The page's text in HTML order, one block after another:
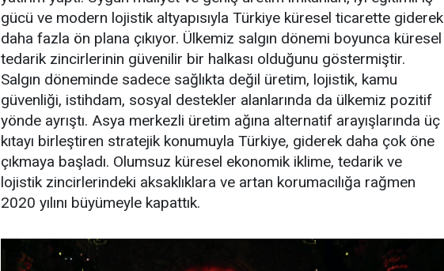
gücü ve modern lojistik altyapısıyla Türkiye küresel ticarette giderek
daha fazla ön plana çıkıyor. Ülkemiz salgın dönemi boyunca küresel
tedarik zincirlerinin güvenilir bir halkası olduğunu göstermiştir.
Salgın döneminde sadece sağlıkta değil üretim, lojistik, kamu
güvenliği, istihdam, sosyal destekler alanlarında da ülkemiz pozitif
yönde ayrıştı. Asya merkezli üretim ağına alternatif arayışlarında üç
kıtayı birleştiren stratejik konumuyla Türkiye, giderek daha çok öne
çıkmaya başladı. Olumsuz küresel ekonomik iklime, tedarik ve
lojistik zincirlerindeki aksaklıklara ve artan korumacılığa rağmen
2020 yılını büyümeyle kapattık.